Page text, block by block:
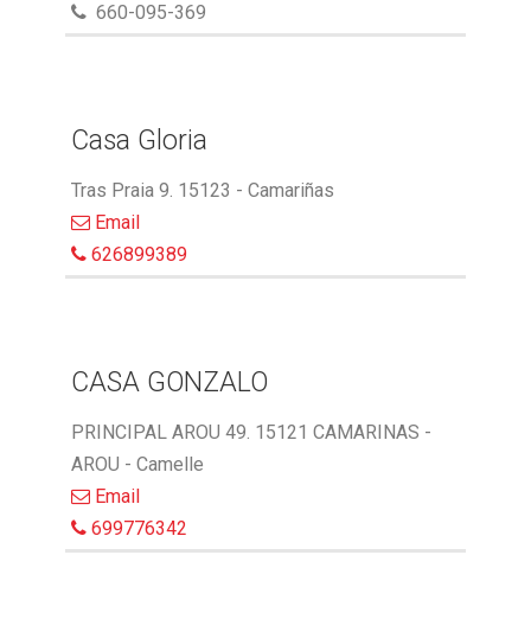
660-095-369
Casa Gloria
Tras Praia 9. 15123 - Camariñas
Email
626899389
CASA GONZALO
PRINCIPAL AROU 49. 15121 CAMARINAS -
AROU - Camelle
Email
699776342